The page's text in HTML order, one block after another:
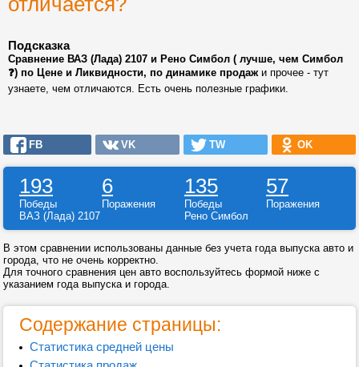
Подсказка
Сравнение ВАЗ (Лада) 2107 и Рено Симбол ( лучше, чем Симбол
❓) по Цене и Ликвидности, по динамике продажи прочее - тут
узнаете, чем отличаются. Есть очень полезные графики.
FB VK TW OK
193 6 135 57
Победы Поражения Победы
Поражения
ВАЗ (Лада) 2107
Рено Симбол
В этом сравнении использованы данные без учета года выпуска авто и
города, что не очень корректно.
Для точного сравнения цен авто воспользуйтесь формой ниже с
указанием года выпуска и города.
Содержание страницы:
Статистика средней цены